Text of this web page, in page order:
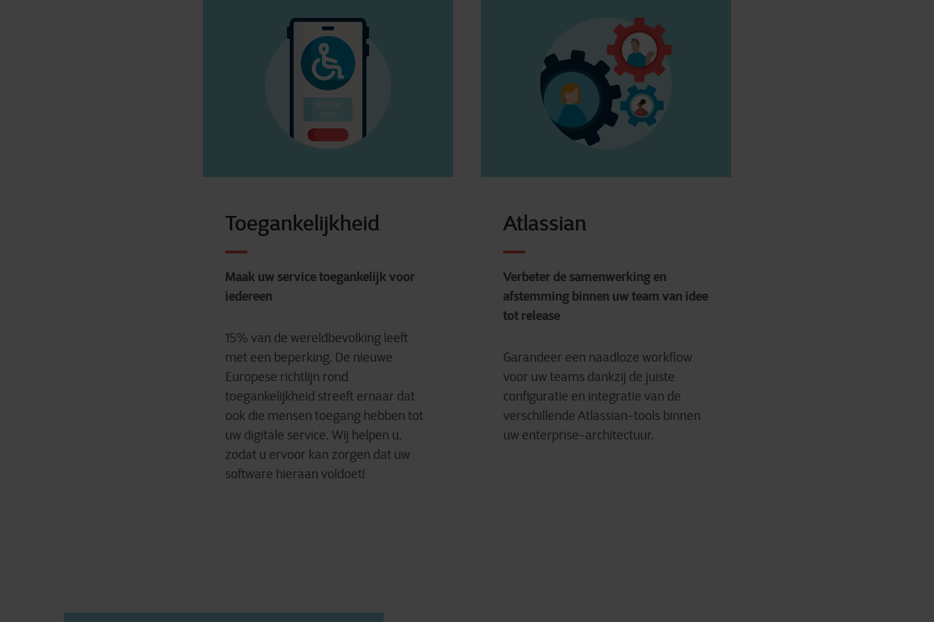
Toegankelijkheid
Maak uw service toegankelijk voor
iedereen
15% van de wereldbevolking leeft
met een beperking. De nieuwe
Europese richtlijn rond
toegankelijkheid streeft ernaar dat
ook die mensen toegang hebben tot
uw digitale service. Wij helpen u,
zodat u ervoor kan zorgen dat uw
software hieraan voldoet!
Atlassian
Verbeter de samenwerking en
afstemming binnen uw team van idee
tot release
Garandeer een naadloze workflow
voor uw teams dankzij de juiste
configuratie en integratie van de
verschillende Atlassian-tools binnen
uw enterprise-architectuur.